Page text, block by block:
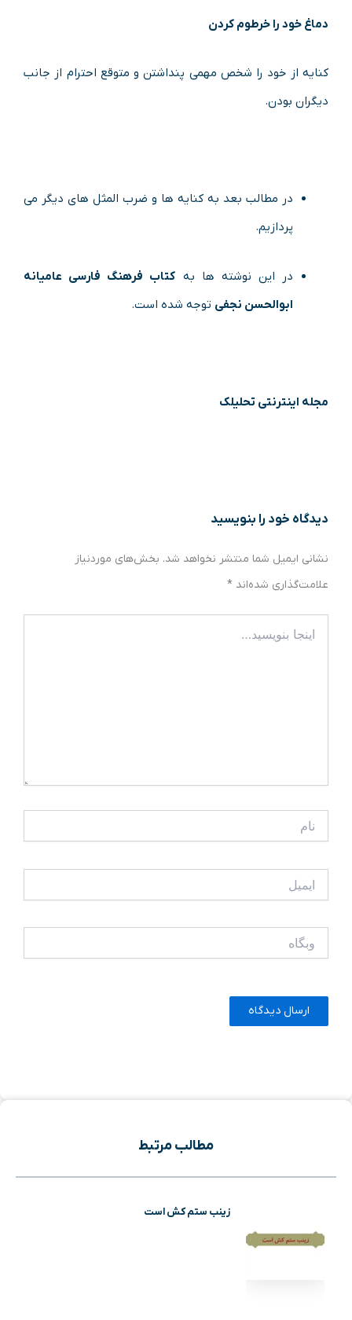
دماغ خود را خرطوم کردن
کنایه از خود را شخص مهمی پنداشتن و متوقع احترام از جانب
دیگران بودن.
در مطالب بعد به کنایه ها و ضرب المثل های دیگر می
پردازیم.
در این نوشته ها به کتاب فرهنگ فارسی عامیانه
ابوالحسن نجفی توجه شده است.
مجله اینترنتی تحلیلک
دیدگاه‌ خود را بنویسید
نشانی ایمیل شما منتشر نخواهد شد. بخش‌های موردنیاز
علامت‌گذاری شده‌اند *
بنویسید…
مطالب مرتبط
زینب ستم کش است